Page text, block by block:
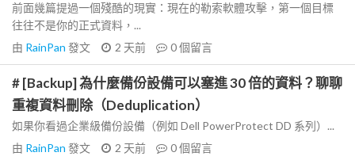
前面幾篇提過一個殘酷的現實：現在的勒索軟體攻擊，第一個目標
往往不是你的正式資料，...
由 RainPan 發文 2 天前 0個留言
# [Backup] 為什麼備份設備可以塞進 30 倍的資料？聊聊
重複資料刪除（Deduplication）
如果你看過企業級備份設備（例如 Dell PowerProtect DD 系列）...
由 RainPan 發文 2 天前 0個留言